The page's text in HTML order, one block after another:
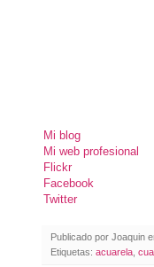
Mi blog
Mi web profesional
Flickr
Facebook
Twitter
Publicado por Joaquin
Etiquetas: acuarela